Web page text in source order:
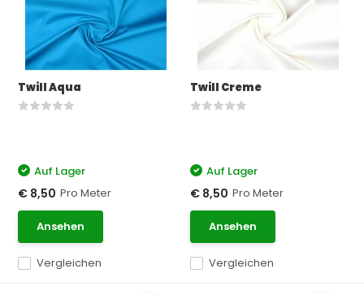
Twill Aqua
Vergleichen
Auf Lager
€ 8,50 Pro Meter
Ansehen
Twill Creme
Vergleichen
Auf Lager
€ 8,50 Pro Meter
Ansehen